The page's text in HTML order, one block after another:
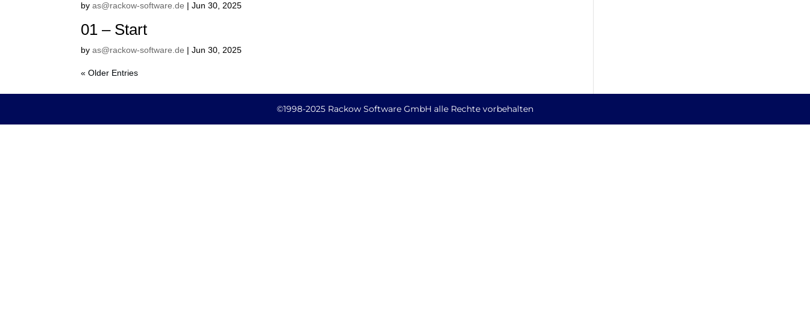
byas@rackow-software.de |Jun 30, 2025
01 – Start
byas@rackow-software.de |Jun 30, 2025
« Older Entries
©1998-2025 Rackow Software GmbH alle Rechte vorbehalten